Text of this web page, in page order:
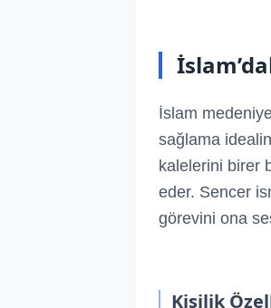
İslam
sağlama
kalelerini birer
eder. Sencer
görevini ona
Kişilik